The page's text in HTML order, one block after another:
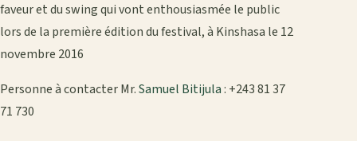
faveur et du swing qui vont enthousiasmée le public
lors de la première édition du festival, à Kinshasa le 12
novembre 2016
Personne à contacter Mr.Samuel Bitijula : +243 81 37
71 730